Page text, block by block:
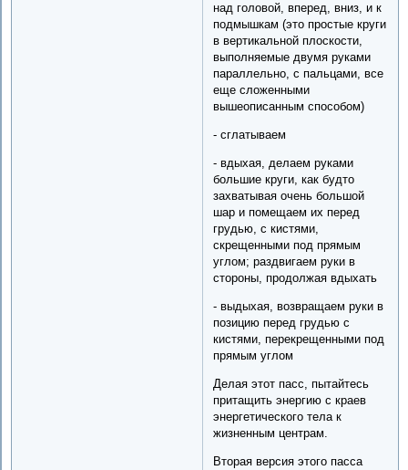
над головой, вперед, вниз, и к
подмышкам (это простые круги
в вертикальной плоскости,
выполняемые двумя руками
параллельно, с пальцами, все
еще сложенными
вышеописанным способом)
- сглатываем
- вдыхая, делаем руками
большие круги, как будто
захватывая очень большой
шар и помещаем их перед
грудью, с кистями,
скрещенными под прямым
углом; раздвигаем руки в
стороны, продолжая вдыхать
- выдыхая, возвращаем руки в
позицию перед грудью с
кистями, перекрещенными под
прямым углом
Делая этот пасс, пытайтесь
притащить энергию с краев
энергетического тела к
жизненным центрам.
Вторая версия этого пасса